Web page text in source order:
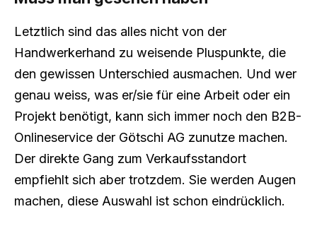
Letztlich sind das alles nicht von der
Handwerkerhand zu weisende Pluspunkte, die
den gewissen Unterschied ausmachen. Und wer
genau weiss, was er/sie für eine Arbeit oder ein
Projekt benötigt, kann sich immer noch den B2B-
Onlineservice der Götschi AG zunutze machen.
Der direkte Gang zum Verkaufsstandort
empfiehlt sich aber trotzdem. Sie werden Augen
machen, diese Auswahl ist schon eindrücklich.